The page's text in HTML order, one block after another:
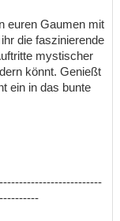
euren Gaumen mit
die faszinierende
mystischer
könnt. Genießt
ein in das bunte